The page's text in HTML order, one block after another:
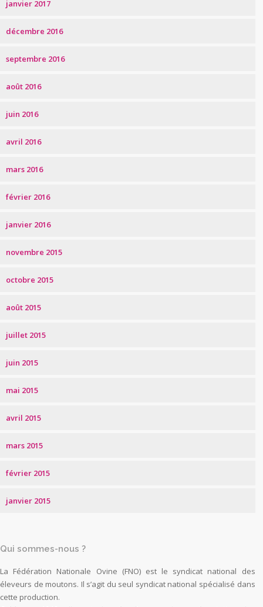
janvier 2017
décembre 2016
septembre 2016
août 2016
juin 2016
avril 2016
mars 2016
février 2016
janvier 2016
novembre 2015
octobre 2015
août 2015
juillet 2015
juin 2015
mai 2015
avril 2015
mars 2015
février 2015
janvier 2015
Qui sommes-nous ?
La Fédération Nationale Ovine (FNO) est le syndicat national des
éleveurs de moutons. Il s’agit du seul syndicat national spécialisé dans
cette production.